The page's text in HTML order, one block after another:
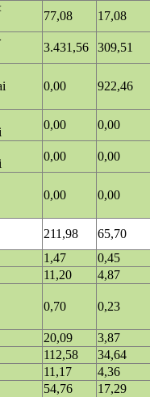
77,08
17,08
3.431,56
309,51
0,00 922,46
0,00
0,00
0,00
0,00
0,00 0,00
211,98
65,70
1,47
0,45
11,20
4,87
0,70 0,23
20,09
3,87
112,58
34,64
11,17
4,36
54,76
17,29